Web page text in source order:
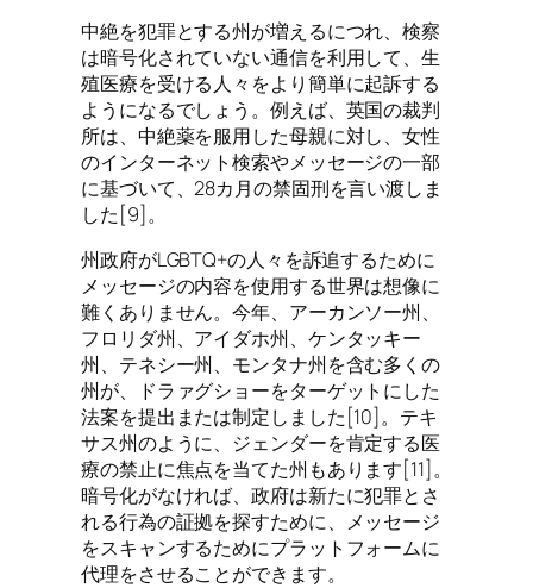
中絶を犯罪とする州が増えるにつれ、検察
は暗号化されていない通信を利用して、生
殖医療を受ける人々をより簡単に起訴する
ようになるでしょう。例えば、英国の裁判
所は、中絶薬を服用した母親に対し、女性
のインターネット検索やメッセージの一部
に基づいて、28カ月の禁固刑を言い渡しま
した[9]。
州政府がLGBTQ+の人々を訴追するために
メッセージの内容を使用する世界は想像に
難くありません。今年、アーカンソー州、
フロリダ州、アイダホ州、ケンタッキー
州、テネシー州、モンタナ州を含む多くの
州が、ドラァグショーをターゲットにした
法案を提出または制定しました[10]。テキ
サス州のように、ジェンダーを肯定する医
療の禁止に焦点を当てた州もあります[11]。
暗号化がなければ、政府は新たに犯罪とさ
れる行為の証拠を探すために、メッセージ
をスキャンするためにプラットフォームに
代理をさせることができます。